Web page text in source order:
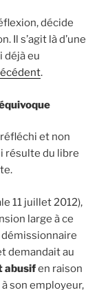
décide
Il s’agit là d’une
déjà eu
.
réfléchi et non
résulte du libre
11 juillet 2012),
large à ce
demandait au
abusifen raison
son employeur,